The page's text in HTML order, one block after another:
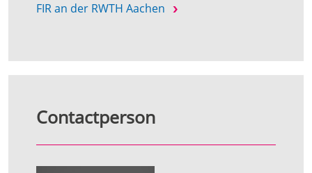
FIR an der RWTH Aachen
Contactperson